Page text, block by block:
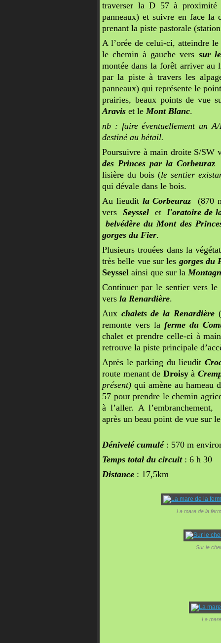
traverser la D 57 à
panneaux) et suivre en face
prenant la piste pastorale
A l’orée de celui-ci, atteindre
le chemin à gauche vers sur
montée dans la forêt arriver au
par la piste à travers les
panneaux) qui représente le
prairies, beaux points de vue
Aravis et leMont Blanc.
nb : faire éventuellement un
destiné au bétail.
Poursuivre à main droite S/
des Princes par la Corbeuraz
lisière du bois (le sentier
qui dévale dans le bois.
Au lieudit la Corbeuraz (870
vers Seysselet l'oratoire de
belvédère du Mont des
gorges du Fier.
Plusieurs trouées dans la
très belle vue sur les gorges du
Seyssel ainsi que sur la
Continuer par le sentier vers
vers la Renardière.
Aux chalets de la Renardière
remonte vers la ferme du
chalet et prendre celle-ci à
retrouve la piste principale
Après le parking du lieudit
route menant de Droisyà
présent) qui amène au hameau
57 pour prendre le chemin
à l’aller. A
après un beau point de vue sur
Dénivelé cumulé: 570 m
Temps total du circuit: 6 h 30
Distance : 17,5km
La mare de la
Sur le
La